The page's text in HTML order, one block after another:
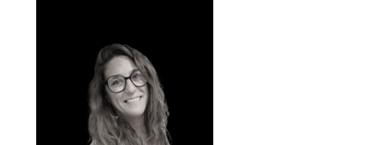
Angélique BILLET
Notre Educatrice coordinatrice